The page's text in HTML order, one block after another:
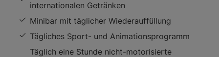
internationalen Getränken
Minibar mit täglicher Wiederauffüllung
Tägliches Sport- und Animationsprogramm
Täglich eine Stunde nicht-motorisierte